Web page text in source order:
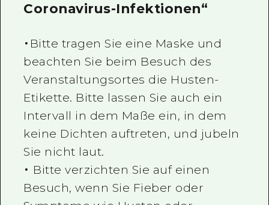
Coronavirus-Infektionen“
・Bitte tragen Sie eine Maske und
beachten Sie beim Besuch des
Veranstaltungsortes die Husten-
Etikette. Bitte lassen Sie auch ein
Intervall in dem Maße ein, in dem
keine Dichten auftreten, und jubeln
Sie nicht laut.
・ Bitte verzichten Sie auf einen
Besuch, wenn Sie Fieber oder